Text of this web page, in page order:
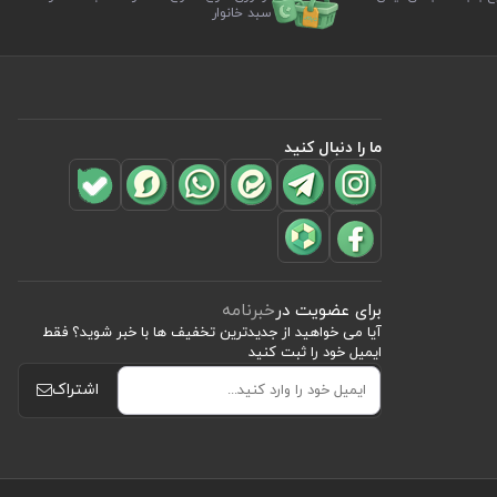
سبد خانوار
ما را دنبال کنید
برای عضویت درخبرنامه
آیا می خواهید از جدید‌ترین تخفیف‌ ها با‌ خبر شوید؟ فقط
ایمیل خود را ثبت کنید
اشتراک